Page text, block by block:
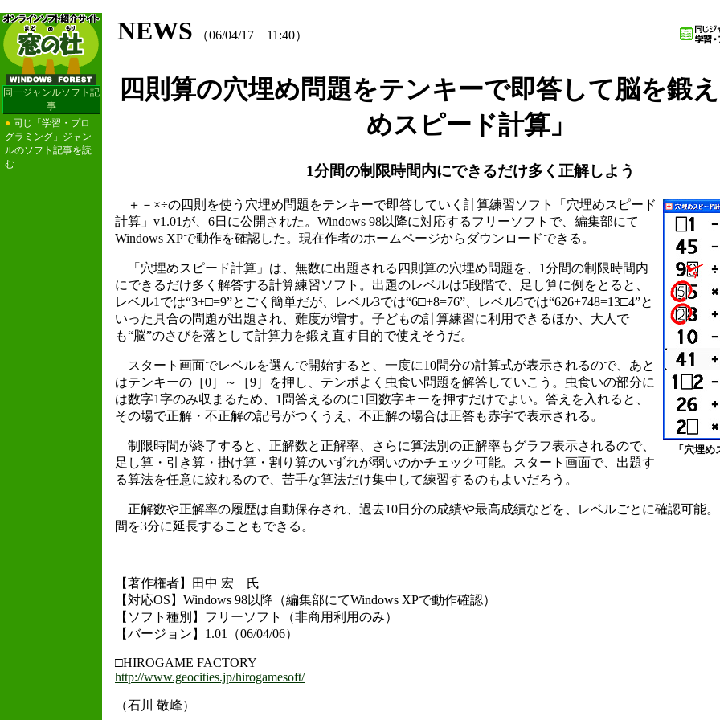
同一ジャンルソフト記
事
● 同じ「学習・プロ
グラミング」ジャン
ルのソフト記事を読
む
NEWS （06/04/17 11:40）
四則算の穴埋め問題をテンキーで即答して脳を鍛
めスピード計算」
1分間の制限時間内にできるだけ多く正解しよう
「穴埋
＋－×÷の四則を使う穴埋め問題をテンキーで即答していく計算練習ソフト「穴埋めスピード
計算」v1.01が、6日に公開された。Windows 98以降に対応するフリーソフトで、編集部にて
Windows XPで動作を確認した。現在作者のホームページからダウンロードできる。
「穴埋めスピード計算」は、無数に出題される四則算の穴埋め問題を、1分間の制限時間内
にできるだけ多く解答する計算練習ソフト。出題のレベルは5段階で、足し算に例をとると、
レベル1では“3+□=9”とごく簡単だが、レベル3では“6□+8=76”、レベル5では“626+748=13□4”と
いった具合の問題が出題され、難度が増す。子どもの計算練習に利用できるほか、大人で
も“脳”のさびを落として計算力を鍛え直す目的で使えそうだ。
スタート画面でレベルを選んで開始すると、一度に10問分の計算式が表示されるので、あと
はテンキーの［0］～［9］を押し、テンポよく虫食い問題を解答していこう。虫食いの部分に
は数字1字のみ収まるため、1問答えるのに1回数字キーを押すだけでよい。答えを入れると、
その場で正解・不正解の記号がつくうえ、不正解の場合は正答も赤字で表示される。
制限時間が終了すると、正解数と正解率、さらに算法別の正解率もグラフ表示されるので、
足し算・引き算・掛け算・割り算のいずれが弱いのかチェック可能。スタート画面で、出題す
る算法を任意に絞れるので、苦手な算法だけ集中して練習するのもよいだろう。
正解数や正解率の履歴は自動保存され、過去10日分の成績や最高成績などを、レベルごとに確認可能
間を3分に延長することもできる。
【著作権者】田中 宏 氏
【対応OS】Windows 98以降（編集部にてWindows XPで動作確認）
【ソフト種別】フリーソフト（非商用利用のみ）
【バージョン】1.01（06/04/06）
□HIROGAME FACTORY
http://www.geocities.jp/hirogamesoft/
（石川 敬峰）